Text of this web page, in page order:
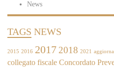
News
TAGS NEWS
2015 2016 2017 2018 2021
collegato fiscale Concordato